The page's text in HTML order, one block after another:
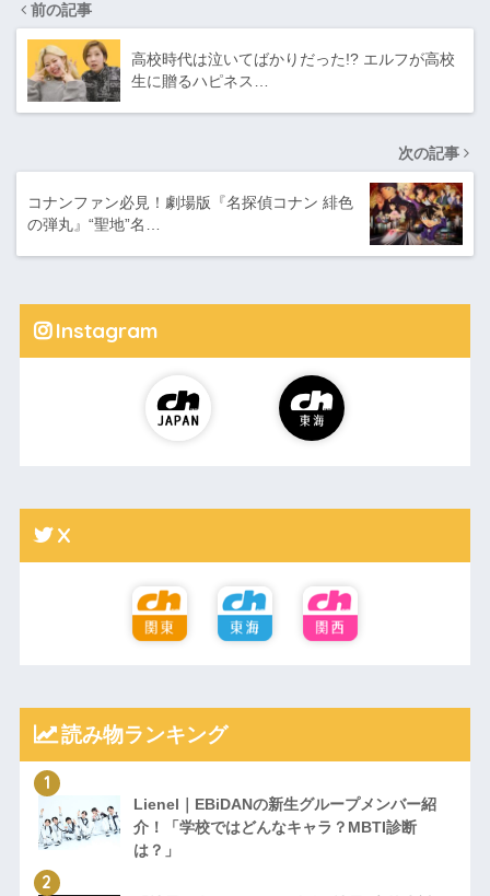
前の記事
高校時代は泣いてばかりだった!? エルフが高校
生に贈るハピネス…
次の記事
コナンファン必見！劇場版『名探偵コナン 緋色
の弾丸』“聖地”名…
Instagram
X
読み物ランキング
Lienel｜EBiDANの新生グループメンバー紹
介！「学校ではどんなキャラ？MBTI診断
は？」